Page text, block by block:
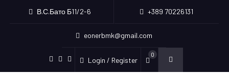
В.С.Бато Б11/2-6 +389 70226131
eonerbmk@gmail.com
Instagram
Youtube
Login / Register
0